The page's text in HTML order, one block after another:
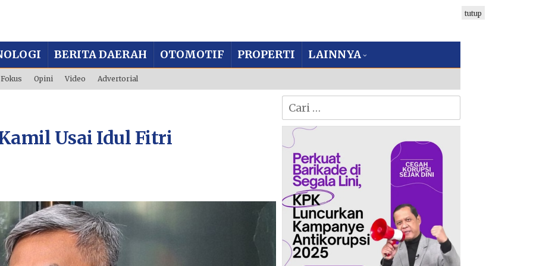
BERITA DAERAH OTOMOTIF PROPERTI LAINNYA
Fokus Opini Video Advertorial
tutup
Usai Idul Fitri
Cari
untuk: